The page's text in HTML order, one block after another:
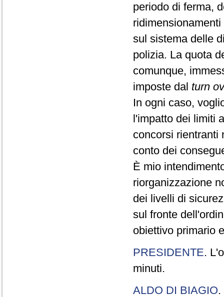
periodo di ferma,
sul sistema delle
polizia. La quota
comunque,
imposte dal turn
In ogni caso,
l'impatto dei limiti
concorsi rientranti
conto dei
È mio
riorganizzazione
dei livelli di
sul fronte
obiettivo primario
PRESIDENTE.
minuti.
ALDO DI BIAGIO